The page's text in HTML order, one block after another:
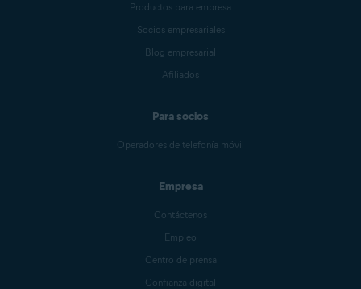
Productos para empresa
Socios empresariales
Blog empresarial
Afiliados
Para socios
Operadores de telefonía móvil
Empresa
Contáctenos
Empleo
Centro de prensa
Confianza digital